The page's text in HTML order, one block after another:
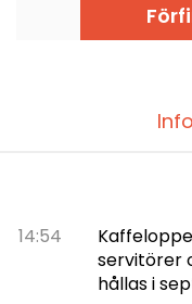
14:54
servitörer
hållas i